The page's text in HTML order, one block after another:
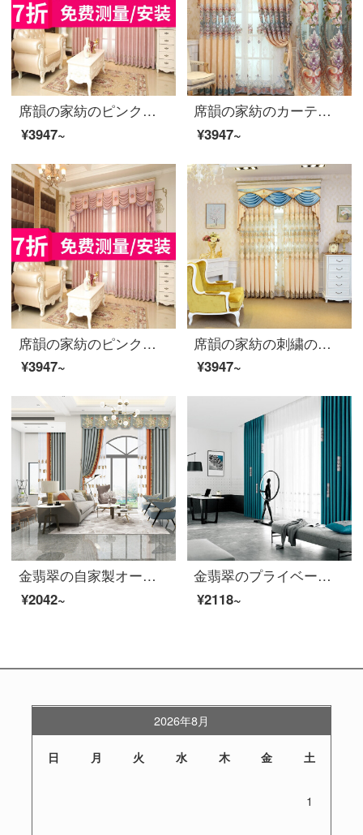
席韻の家紡のピンクの刺繍のカーテンの布の高精密な花の遮光の布のカーテンの窓の紗は同じ種類の窓のカーテンをカスタマイズして広く1メートル*高さの2.7メートルの単価(韓のしわの針)を注文して高くなることができます。
¥3947~
席韻の家紡のカーテンの新型のヨーロッパ式の客間の寝室のシニールの遮光の刺繍の窓のカーテンのカーテンは同じ種類の窓のカーテン（カレーの色）をカスタマイズして広くて1メートル*高い2.7メートルの単価（ナノリング）を注文して高くなることができます。
¥3947~
席韻の家紡のピンクの刺繍のカーテンの布の高精密な花の遮光の布のカーテンの窓の紗は同じ種類の窓のカーテンをカスタマイズして広く1メートル*高さの2.7メートルの単価(韓のしわの針)を注文して高くなることができます。
¥3947~
席韻の家紡の刺繍の半遮光のシェニールのカーテンの布の窓の紗は同じ種類の窓のカーテンをカスタマイズして広く1メートル*高さの2.7メートルの単価(ナノリング)を注文して高くなることができます。
¥3947~
金翡翠の自家製オーダーメイド製品の新中国式綿麻カーテン遮光式日除け寝室客間の多種類の色は厚い遮光カーテン布-HT-04(布)フック式の1メートル幅オーダーメイド単価です。
¥2042~
金翡翠のプライベートオーダーメイド製品北欧のシンプルな風真糸の綿のカーテンの窓には多色のリビングルームの窓が厚く、高遮光のカーテンが付いています。G 39シリーズG 39-1（布）の穴を開けます。
¥2118~
2026年8月
日 月 火 水 木 金 土
1